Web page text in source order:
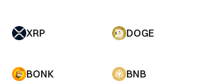
XRP DOGE
BONK BNB